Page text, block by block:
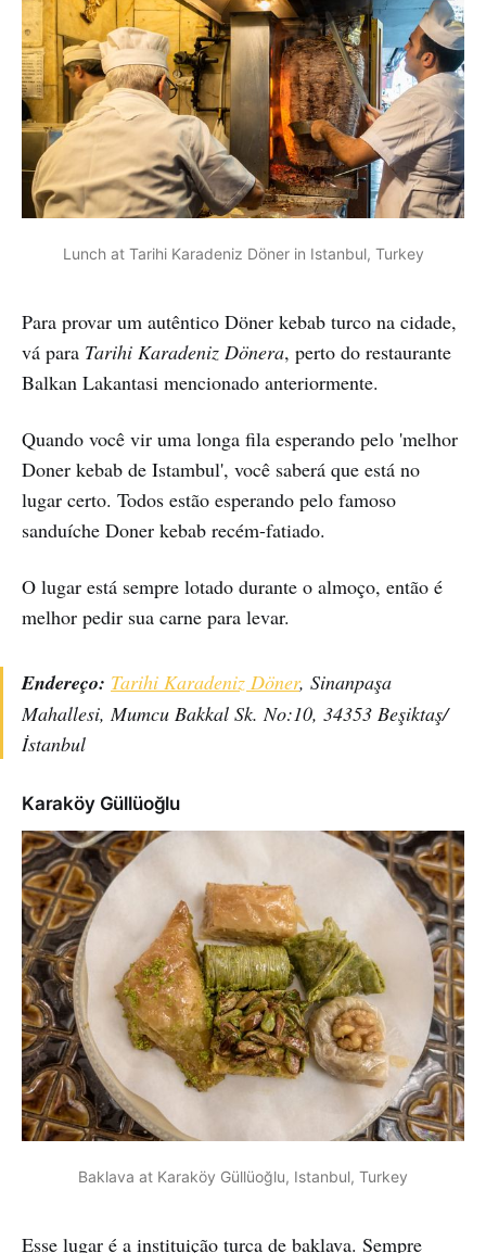
Lunch at Tarihi Karadeniz Döner in Istanbul, Turkey
Para provar um autêntico Döner kebab turco na cidade,
vá para Tarihi Karadeniz Dönera, perto do restaurante
Balkan Lakantasi mencionado anteriormente.
Quando você vir uma longa fila esperando pelo 'melhor
Doner kebab de Istambul', você saberá que está no
lugar certo. Todos estão esperando pelo famoso
sanduíche Doner kebab recém-fatiado.
O lugar está sempre lotado durante o almoço, então é
melhor pedir sua carne para levar.
Endereço: Tarihi Karadeniz Döner, Sinanpaşa
Mahallesi, Mumcu Bakkal Sk. No:10, 34353 Beşiktaş/
İstanbul
Karaköy Güllüoğlu
Baklava at Karaköy Güllüoğlu, Istanbul, Turkey
Esse lugar é a instituição turca de baklava. Sempre